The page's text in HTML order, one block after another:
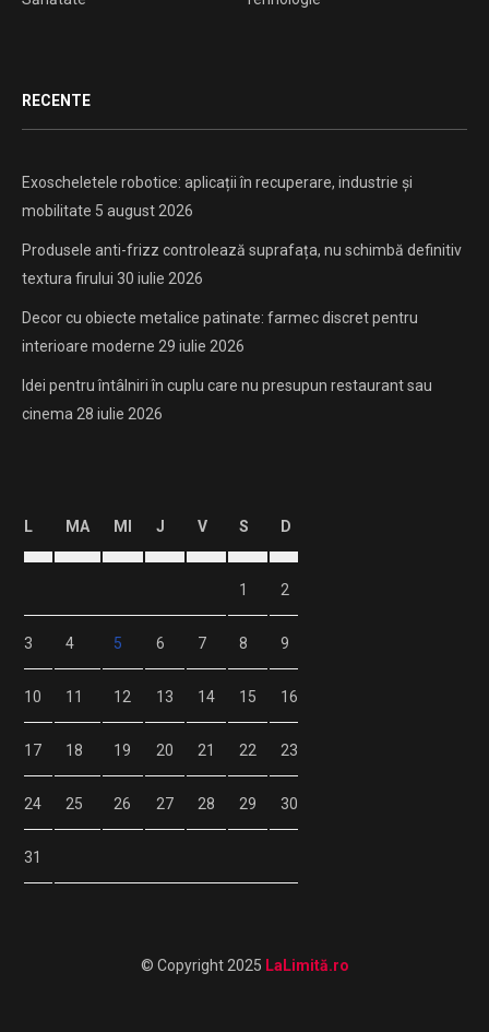
RECENTE
Exoscheletele robotice: aplicații în recuperare, industrie și
mobilitate 5 august 2026
Produsele anti-frizz controlează suprafața, nu schimbă definitiv
textura firului 30 iulie 2026
Decor cu obiecte metalice patinate: farmec discret pentru
interioare moderne 29 iulie 2026
Idei pentru întâlniri în cuplu care nu presupun restaurant sau
cinema28 iulie 2026
L MA MI J V S D
1 2
3 4 5 6 7 8 9
10 11 12 13 14 15 16
17 18 19 20 21 22 23
24 25 26 27 28 29 30
31
© Copyright 2025 LaLimită.ro